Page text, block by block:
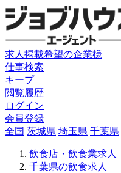
求人掲載希望の企業様
仕事検索
キープ
閲覧履歴
ログイン
会員登録
全国 茨城県 埼玉県 千葉県
飲食店・飲食業求人
千葉県の飲食求人